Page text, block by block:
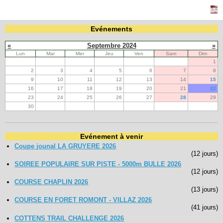
recherche
site map
messages récents
Ouverture de session
Nom d'utilisateur:
Demander un nouveau mot de passe
Evénements
« Septembre 2024 »
Lun Mar Mer Jeu Ven Sam
Dim
1
2
3 4 5 6 7
8
9
10 11 12 13 14
15
16
17 18 19 20 21
22
23
24 25 26 27 28
29
30
Evénement à venir
Coupe jounal LA GRUYERE 2026
(12 jours)
SOIREE POPULAIRE SUR PISTE - 5000m BULLE 2026
(12 jours)
COURSE CHAPLIN 2026
(13 jours)
COURSE EN FORET ROMONT - VILLAZ 2026
(41 jours)
COTTENS TRAIL CHALLENGE 2026